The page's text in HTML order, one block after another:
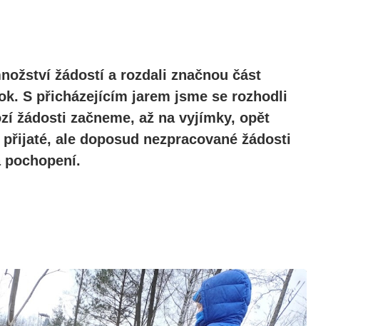
žádostí a rozdali značnou část
S přicházejícím jarem jsme se rozhodli
žádosti začneme, až na vyjímky, opět
ale doposud nezpracované žádosti
pochopení.